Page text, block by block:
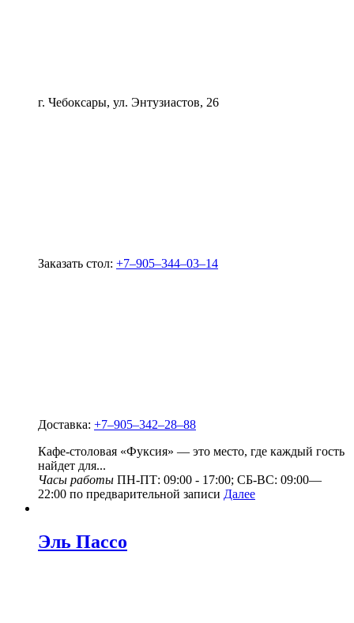
г. Чебоксары, ул. Энтузиастов, 26
Заказать стол: +7‒905‒344‒03‒14
Доставка: +7‒905‒342‒28‒88
Кафе-столовая «Фуксия» — это место, где каждый гость
найдет для...
Часы работы ПН-ПТ: 09:00 - 17:00; СБ-ВС: 09:00—
22:00 по предварительной записи Далее
Эль Пассо